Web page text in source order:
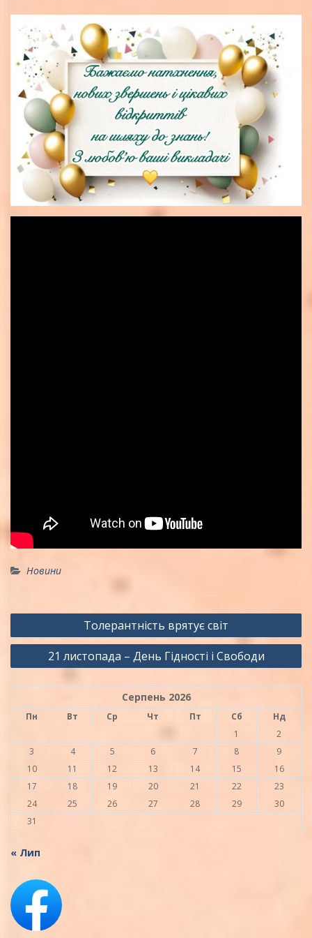
Новини
Навігація
записів
Толерантність врятує світ
21 листопада – День Гідності і Свободи
Серпень 2026
Пн Вт Ср Чт Пт Сб
Нд
1
2
3
4 5 6 7 8
9
10
11 12 13 14 15
16
17
18 19 20 21 22
23
24
25 26 27 28 29
30
31
« Лип